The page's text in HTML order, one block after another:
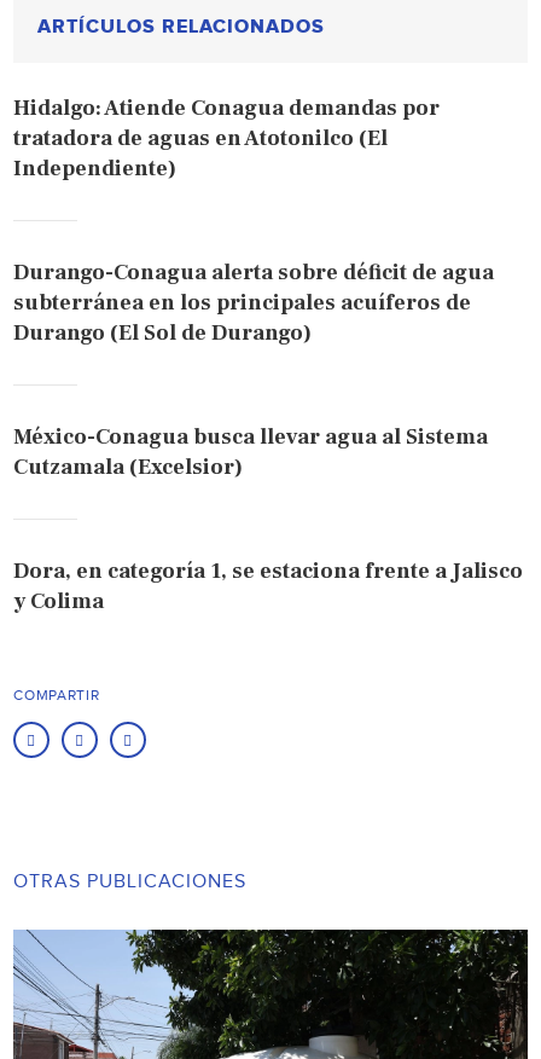
ARTÍCULOS RELACIONADOS
Hidalgo: Atiende Conagua demandas por
tratadora de aguas en Atotonilco (El
Independiente)
Durango-Conagua alerta sobre déficit de agua
subterránea en los principales acuíferos de
Durango (El Sol de Durango)
México-Conagua busca llevar agua al Sistema
Cutzamala (Excelsior)
Dora, en categoría 1, se estaciona frente a Jalisco
y Colima
COMPARTIR
OTRAS PUBLICACIONES